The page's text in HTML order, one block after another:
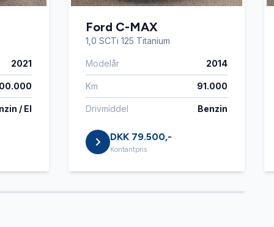
2021
/ El
Ford C-MAX
1,0 SCTi 125 Titanium
Modelår 2014
Km 91.000
Drivmiddel Benzin
DKK 79.500,-
Kontantpris